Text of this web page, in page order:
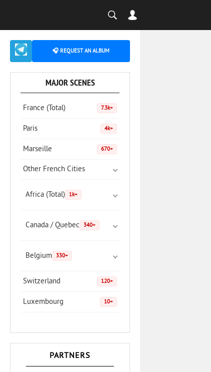
🎧 REQUEST AN ALBUM
MAJOR SCENES
France (Total) 7.3k+
Paris 4k+
Marseille 670+
Other French Cities
Africa (Total) 1k+
Canada / Quebec 340+
Belgium 330+
Switzerland 120+
Luxembourg 10+
PARTNERS